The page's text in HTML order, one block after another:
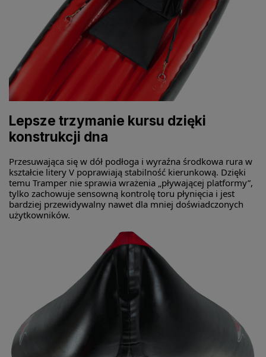
Lepsze trzymanie kursu dzięki
konstrukcji dna
Przesuwająca się w dół podłoga i wyraźna środkowa rura w
kształcie litery V poprawiają stabilność kierunkową. Dzięki
temu Tramper nie sprawia wrażenia „pływającej platformy”,
tylko zachowuje sensowną kontrolę toru płynięcia i jest
bardziej przewidywalny nawet dla mniej doświadczonych
użytkowników.